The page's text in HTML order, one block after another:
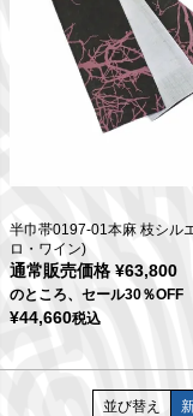
半巾帯0197-01本麻 枝シル
ロ・ワイン)
通常販売価格 ¥63,800
のところ、セール30％OFF
¥44,660税込
並び替え